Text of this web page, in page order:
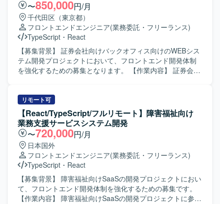
ンの移行対応や、プラットフォーム差異により必要となる
リデザイン対応の検討・実装も行っていただきます。 フロ
ントエンドサポートやAPI構築、UAT・評価・受け入れ整
備、Goliveに向けた対応などを段階的に実施していただきま
す。 【求める人物像】 英語で主体的にコミュニケーション
が取れる方を求めております。 海外チームとの協業経験が
あり、仕様調整や課題整理を能動的に進められる方を歓迎
Contentfulなどの最新技術に関わることができます。 USチ
ームとの英語でのコミュニケーションを通じて、グローバ
ル開発プロジェクトの経験を積むことができます。 フロン
トエンドからAPI構築まで幅広い工程に携わることができ、
技術スキルとコミュニケーションスキルの双方を高められ
る環境です。 【開発環境】 ReactおよびNode.jsを中心とし
た開発環境にて、ヘッドレスCMS（Contentful）および既存
SiteCore環境からの移行を行います。 CI/CD環境を活用し
た開発プロセスのもと、グローバルチームと連携しながら
開発を進めてまいります。
〜850,000円/月
千代田区（東京都）
フロントエンドエンジニア(業務委託・フリーランス)
TypeScript ・ React
【募集背景】 証券会社向けバックオフィス向けのWEBシス
テム開発プロジェクトにおいて、フロントエンド開発体制
を強化するための募集となります。 【作業内容】 証券会社
ご担当いただきます。React.jsおよびTypeScriptを用いた画
面実装や、バックエンドとの連携部分の実装・動作確認な
どを行っていただきます。 【求める人物像】 フロントエン
ド開発経験が豊富で、自発的に課題を発見し改善提案がで
きる方を求めております。チームメンバーや関係者と円滑
にコミュニケーションを取りながら開発を進めていただけ
る方を歓迎いたします。 【ポジションの魅力】 証券業界向
けの新規サービス開発に携わることで、金融ドメインの知
見を深めながらフロントエンド技術力を高めていただけま
す。バックエンド技術にも触れられる環境のため、フルス
タック志向の方にも適したポジションとなっております。
リモート可
【React/TypeScript/フルリモート】障害福祉向け
業務支援サービスシステム開発
〜720,000円/月
日本国外
フロントエンドエンジニア(業務委託・フリーランス)
TypeScript ・ React
【募集背景】 障害福祉向けSaaSの開発プロジェクトにおい
て、フロントエンド開発体制を強化するための募集です。
【作業内容】 障害福祉向けSaaSの開発プロジェクトに参画